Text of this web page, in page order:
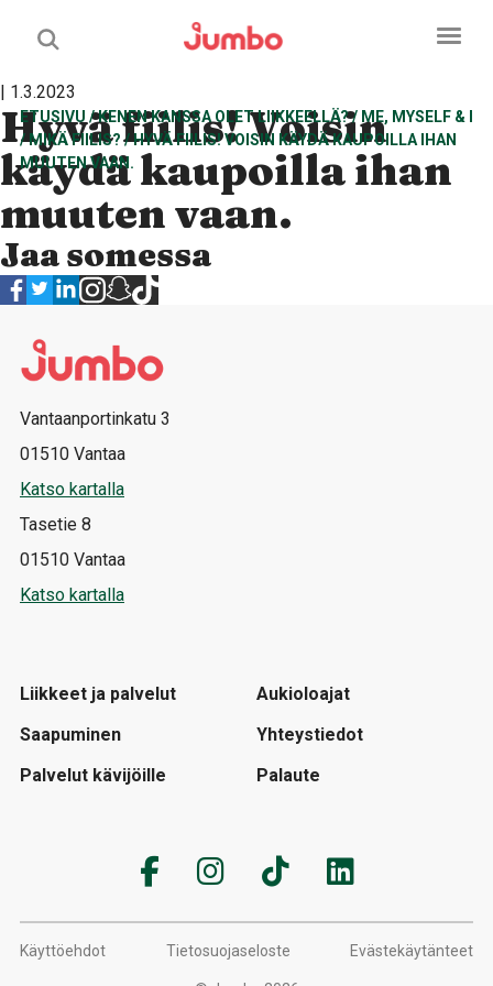
ETUSIVU /KENEN KANSSA OLET LIIKKEELLÄ?/ ME, MYSELF & I
/MIKÄ FIILIS?/HYVÄ FIILIS! VOISIN KÄYDÄ KAUPOILLA IHAN
MUUTEN VAAN.
| 1.3.2023
Hyvä fiilis! Voisin
käydä kaupoilla ihan
muuten vaan.
Jaa somessa
Vantaanportinkatu 3
01510 Vantaa
Katso kartalla
Tasetie 8
01510 Vantaa
Katso kartalla
Liikkeet ja palvelut
Saapuminen
Palvelut kävijöille
Aukioloajat
Yhteystiedot
Palaute
Käyttöehdot Tietosuojaseloste Evästekäytänteet